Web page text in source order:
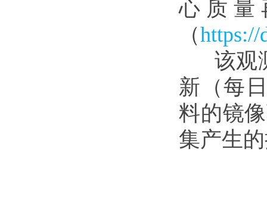
心质量
（https://
该观测
新（每
料的镜
集产生